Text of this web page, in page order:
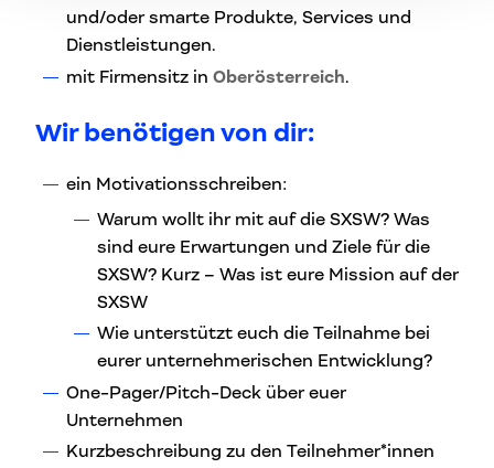
und/oder smarte Produkte, Services und
Dienstleistungen.
mit Firmensitz in Oberösterreich.
Wir benötigen von dir:
ein Motivationsschreiben:
Warum wollt ihr mit auf die SXSW? Was
sind eure Erwartungen und Ziele für die
SXSW? Kurz – Was ist eure Mission auf der
SXSW
Wie unterstützt euch die Teilnahme bei
eurer unternehmerischen Entwicklung?
One-Pager/Pitch-Deck über euer
Unternehmen
Kurzbeschreibung zu den Teilnehmer*innen